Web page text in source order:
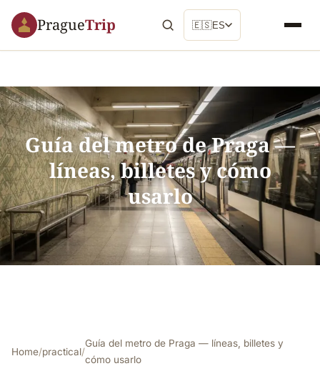
PragueTrip 🇪🇸ES
Guía del metro de Praga —
líneas, billetes y cómo
usarlo
Home/practical/
Guía del metro de Praga — líneas, billetes y
cómo usarlo